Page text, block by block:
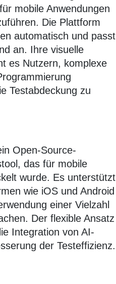
mobile Anwendungen
Die Plattform
automatisch und passt
an. Ihre visuelle
es Nutzern, komplexe
Testabdeckung zu
Open-Source-
das für mobile
wurde. Es unterstützt
wie iOS und Android
einer Vielzahl
Der flexible Ansatz
Integration von AI-
der Testeffizienz.